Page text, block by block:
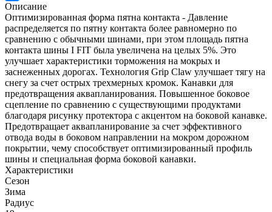
Описание
Оптимизированная форма пятна контакта - Давление
распределяется по пятну контакта более равномерно по
сравнению с обычными шинами, при этом площадь пятна
контакта шины I FIT была увеличена на целых 5%. Это
улучшает характеристики торможения на мокрых и
заснеженных дорогах. Технология Grip Claw​ улучшает тягу на
снегу за счет острых трехмерных кромок. Канавки для
предотвращения аквапланирования. Повышенное боковое
сцепление по сравнению с существующими продуктами
благодаря рисунку протектора с акцентом на боковой канавке.
Предотвращает аквапланирование за счет эффективного
отвода воды в боковом направлении на мокром дорожном
покрытии, чему способствует оптимизированный профиль
шины и специальная форма боковой канавки​.
Характеристики
Сезон
Зима
Радиус